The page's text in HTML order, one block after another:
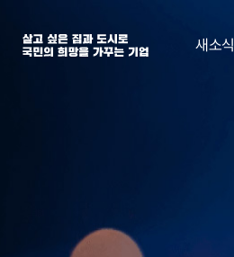
살고 싶은 집과 도시로 국민의 희망을 가꾸는 기업 | 한국토지주택공사새소식